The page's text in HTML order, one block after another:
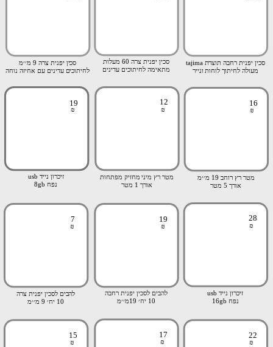
סכין יפנית צרה 60 מעלות
מתאימה לחיתוכים עדינים
סכין יפנית רחבה תוצרת tajima
מעולה לחיתוך לוחות ונייר
סכין יפנית צרה 9 מ׳׳מ
לחיתוכים עדינים עם אחיזה נוחה
12
28
16
19
7
₪
₪
₪
₪
₪
מטר רץ מיני מחזיק מפתחות
אורך 1 מטר
זיכרון נייד usb
נפח 16gb
מטר רץ רוחב 19 מ׳׳מ
אורך 5 מטר
להבים לסכין יפנית רחבה
10 יח׳ 19מ׳׳מ
להבים לסכין יפנית צרה
10 יח׳ 9 מ׳׳מ
17 22
15
₪ ₪
₪
19
₪
זיכרון נייד usb
נפח 8gb